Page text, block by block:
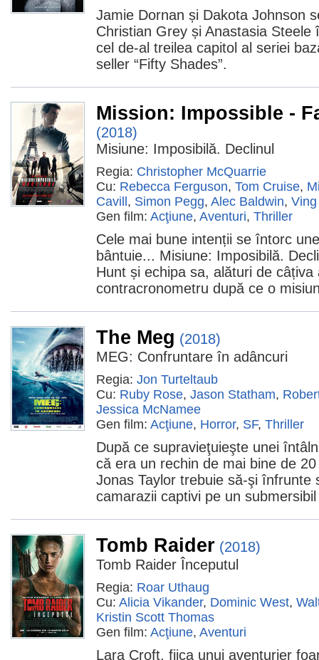
Jamie Dornan și Dakota Johnson
Christian Grey și Anastasia
cel de-al treilea capitol al seriei
seller “Fifty Shades”.
Mission: Impossible -
(2018)
Misiune: Imposibilă. Declinul
Regia: Christopher McQuarrie
Cu: Rebecca Ferguson, Tom Cruise,
Cavill , Simon Pegg, Alec Baldwin,
Gen film: Acţiune, Aventuri, Thriller
Cele mai bune intenții se întorc
bântuie... Misiune: Imposibilă.
Hunt și echipa sa, alături de
contracronometru după ce o
The Meg (2018)
MEG: Confruntare în adâncuri
Regia: Jon Turteltaub
Cu: Ruby Rose, Jason Statham,
Jessica McNamee
Gen film: Acţiune, Horror, SF, Thriller
După ce supravieţuieşte unei
că era un rechin de mai bine de
Jonas Taylor trebuie să-şi înfrunte
camarazii captivi pe un
Tomb Raider (2018)
Tomb Raider Începutul
Regia: Roar Uthaug
Cu: Alicia Vikander, Dominic West,
Kristin Scott Thomas
Gen film: Acţiune, Aventuri
Lara Croft, fiica unui aventurier